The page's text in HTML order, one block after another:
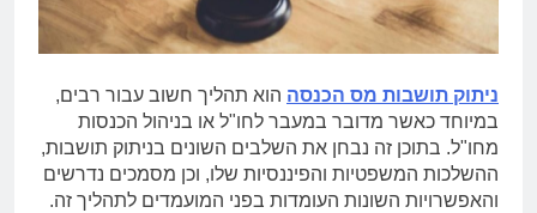
ניתוק תושבות מס הכנסה הוא תהליך חשוב עבור רבים,
במיוחד כאשר מדובר במעבר לחו"ל או בניהול הכנסות
מחו"ל. בתוכן זה נבחן את השלבים השונים בניתוק תושבות,
ההשלכות המשפטיות והפיננסיות שלו, וכן מסמכים נדרשים
והאפשרויות השונות העומדות בפני המועמדים לתהליך זה.